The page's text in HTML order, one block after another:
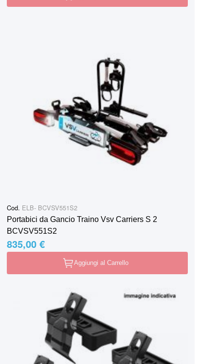
Cod. ELB- BCVSV551S2
Portabici da Gancio Traino Vsv Carriers S 2
BCVSV551S2
835,00 €
Aggiungi al Carrello